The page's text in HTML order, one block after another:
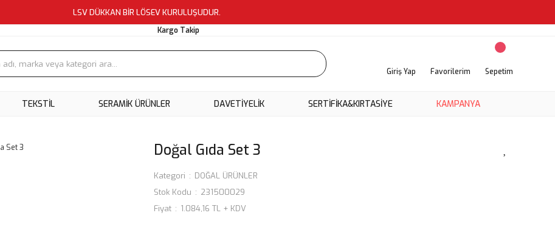
LSV DÜKKAN BİR LÖSEV KURULUŞUDUR.
Kargo Takip
Giriş Yap Favorilerim Sepetim
TEKSTİL SERAMİK ÜRÜNLER DAVETİYELİK SERTİFİKA&KIRTASİYE KAMPANYA
Doğal Gıda Set 3
Kategori
DOĞAL ÜRÜNLER
Stok Kodu
231500029
Fiyat
1.084,16 TL + KDV